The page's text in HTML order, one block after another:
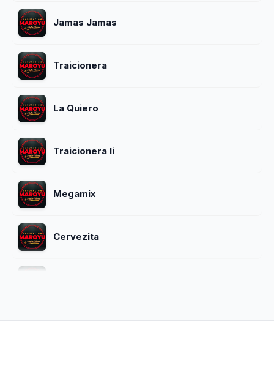
Jamas Jamas
Traicionera
La Quiero
Traicionera Ii
Megamix
Cervezita
Quiero Olvidarte